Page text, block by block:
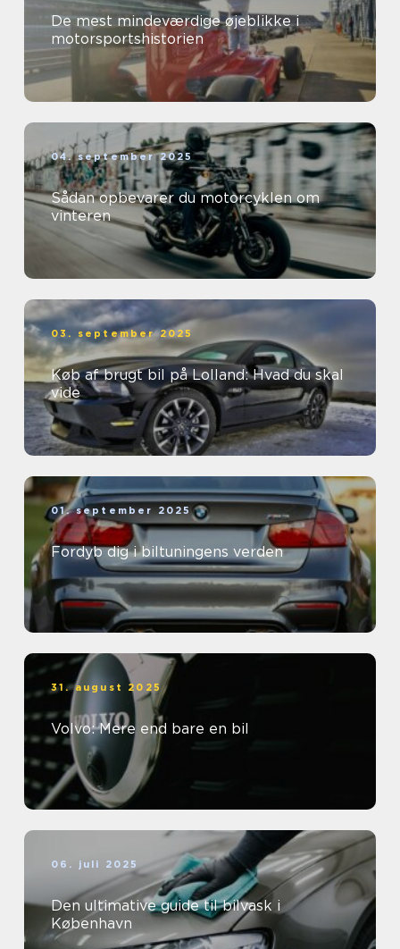
De mest mindeværdige øjeblikke i
motorsportshistorien
04. september 2025
Sådan opbevarer du motorcyklen om
vinteren
03. september 2025
Køb af brugt bil på Lolland: Hvad du skal
vide
01. september 2025
Fordyb dig i biltuningens verden
31. august 2025
Volvo: Mere end bare en bil
06. juli 2025
Den ultimative guide til bilvask i
København